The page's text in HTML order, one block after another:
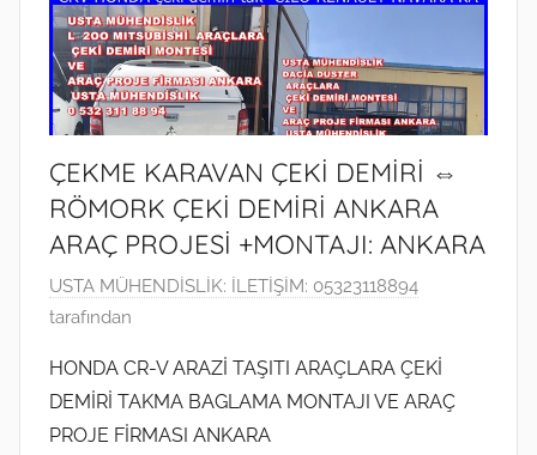
ÇEKME KARAVAN ÇEKİ DEMİRİ ⇔
RÖMORK ÇEKİ DEMİRİ ANKARA
ARAÇ PROJESİ +MONTAJI: ANKARA
1
4
ğ
u
s
USTA MÜHENDİSLİK: İLETİŞİM: 05323118894
tarafından
HONDA CR-V ARAZİ TAŞITI ARAÇLARA ÇEKİ
DEMİRİ TAKMA BAGLAMA MONTAJI VE ARAÇ
PROJE FİRMASI ANKARA